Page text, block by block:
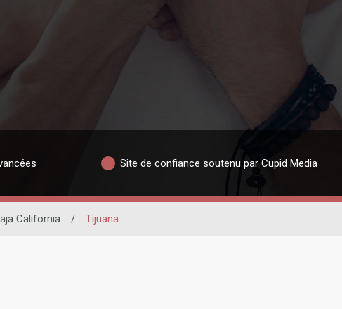
Site de confiance soutenu par Cupid Media
California / Tijuana